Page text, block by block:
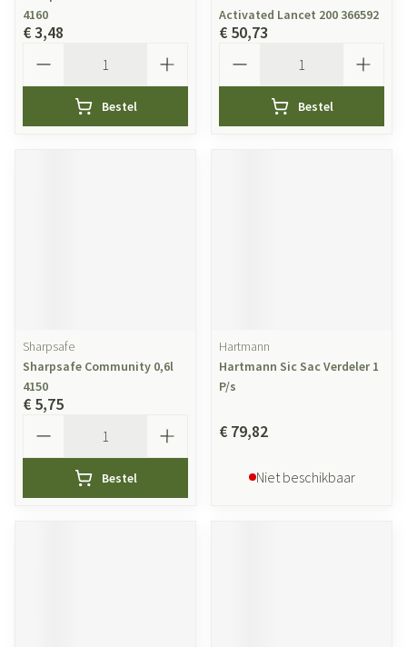
4160
€ 3,48
Bestel
Activated Lancet 200 366592
€ 50,73
Bestel
Sharpsafe
Sharpsafe Community 0,6l
4150
€ 5,75
Bestel
Hartmann
Hartmann Sic Sac Verdeler 1
P/s
€ 79,82
Niet beschikbaar